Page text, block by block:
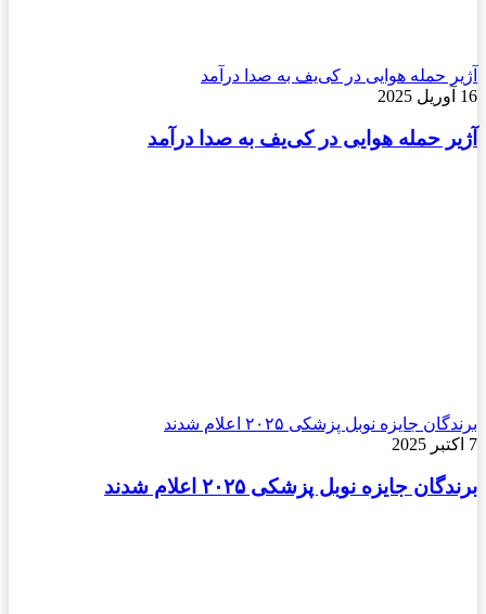
آژیر حمله هوایی در کی‌یف به صدا درآمد
16 آوریل 2025
آژیر حمله هوایی در کی‌یف به صدا درآمد
برندگان جایزه نوبل پزشکی ۲۰۲۵ اعلام شدند
7 اکتبر 2025
برندگان جایزه نوبل پزشکی ۲۰۲۵ اعلام شدند